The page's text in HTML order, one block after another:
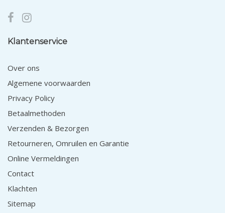
Klantenservice
Over ons
Algemene voorwaarden
Privacy Policy
Betaalmethoden
Verzenden & Bezorgen
Retourneren, Omruilen en Garantie
Online Vermeldingen
Contact
Klachten
Sitemap